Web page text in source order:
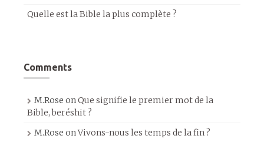
Quelle est la Bible la plus complète ?
Comments
M.Rose on Que signifie le premier mot de la
Bible, beréshit ?
M.Rose onVivons-nous les temps de la fin ?